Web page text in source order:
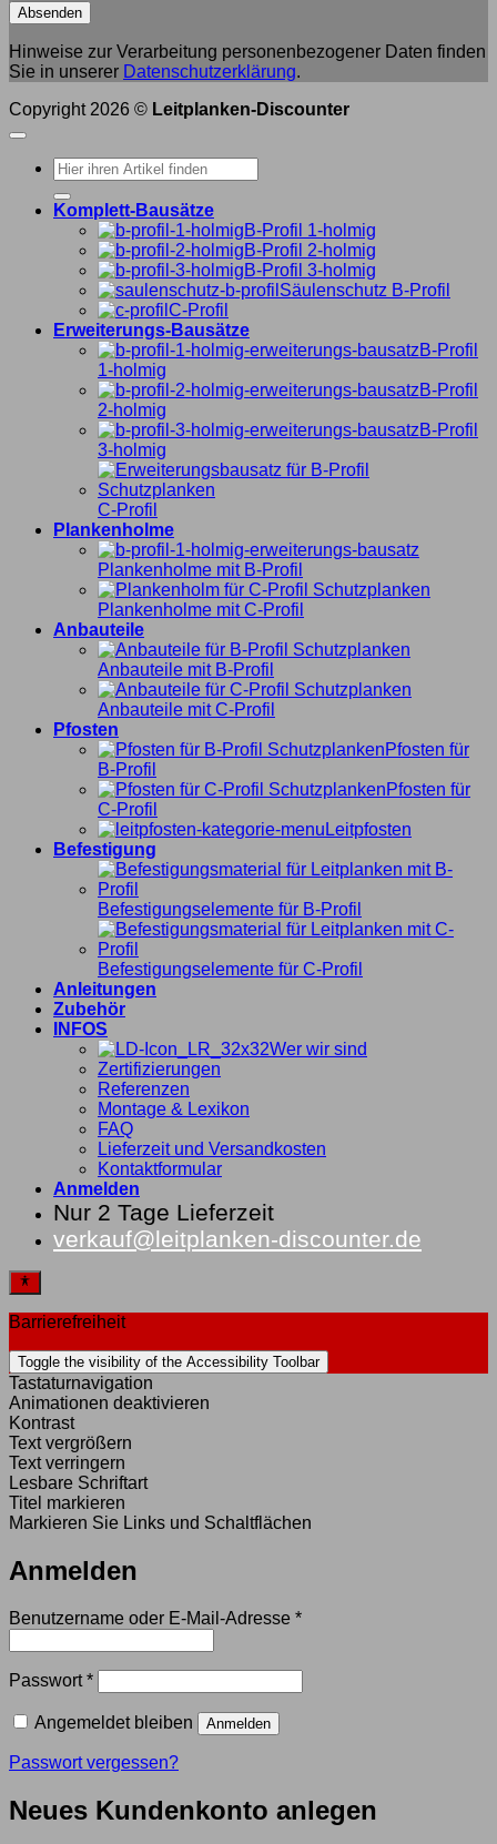
Hinweise zur Verarbeitung personenbezogener Daten finden
Sie in unserer Datenschutzerklärung.
Copyright 2026 © Leitplanken-Discounter
Suche
nach:
Komplett-Bausätze
B-Profil 1-holmig
B-Profil 2-holmig
B-Profil 3-holmig
Säulenschutz B-Profil
C-Profil
Erweiterungs-Bausätze
B-Profil
1-holmig
B-Profil
2-holmig
B-Profil
3-holmig
C-Profil
Plankenholme
Plankenholme mit B-Profil
Plankenholme mit C-Profil
Anbauteile
Anbauteile mit B-Profil
Anbauteile mit C-Profil
Pfosten
Pfosten für
B-Profil
Pfosten für
C-Profil
Leitpfosten
Befestigung
Befestigungselemente für B-Profil
Befestigungselemente für C-Profil
Anleitungen
Zubehör
INFOS
Wer wir sind
Zertifizierungen
Referenzen
Montage & Lexikon
FAQ
Lieferzeit und Versandkosten
Kontaktformular
Anmelden
Nur 2 Tage Lieferzeit
verkauf@leitplanken-discounter.de
Barrierefreiheit
Toggle the visibility of the Accessibility Toolbar
Tastaturnavigation
Animationen deaktivieren
Kontrast
Text vergrößern
Text verringern
Lesbare Schriftart
Titel markieren
Markieren Sie Links und Schaltflächen
Anmelden
Benutzername oder E-Mail-Adresse *Erforderlich
Passwort*Erforderlich
Angemeldet bleiben Anmelden
Passwort vergessen?
Neues Kundenkonto anlegen